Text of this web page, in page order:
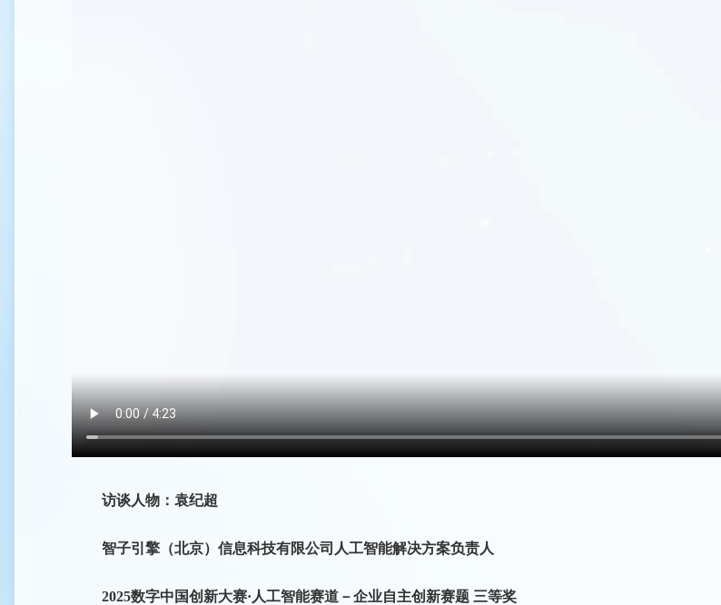
访谈人物：袁纪超
智子引擎（北京）信息科技有限公司人工智能解决方案负责人
2025数字中国创新大赛·人工智能赛道－企业自主创新赛题 三等奖